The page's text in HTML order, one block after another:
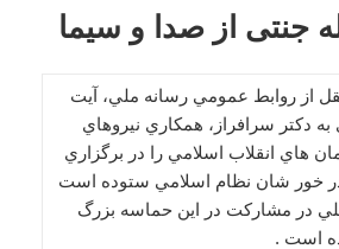
جنتی از صدا و سیما
از روابط عمومي رسانه ملي، آيت
به دكتر سرافراز، همكاري نيروهاي
هاي انقلاب اسلامي را در برگزاري
در خور شان نظام اسلامي ستوده است
در مشاركت در اين حماسه بزرگ
است .